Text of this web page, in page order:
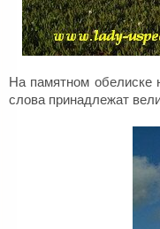
На памятном обелиске
слова принадлежат